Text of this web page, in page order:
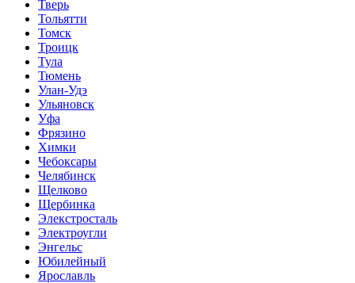
Тверь
Тольятти
Томск
Троицк
Тула
Тюмень
Улан-Удэ
Ульяновск
Уфа
Фрязино
Химки
Чебоксары
Челябинск
Щелково
Щербинка
Элекстросталь
Электроугли
Энгельс
Юбилейный
Ярославль